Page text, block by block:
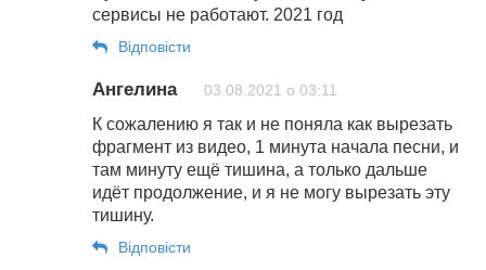
сервисы не работают. 2021 год
Відповіcти
Ангелина 03.08.2021 о 03:11
К сожалению я так и не поняла как вырезать
фрагмент из видео, 1 минута начала песни, и
там минуту ещё тишина, а только дальше
идёт продолжение, и я не могу вырезать эту
тишину.
Відповіcти